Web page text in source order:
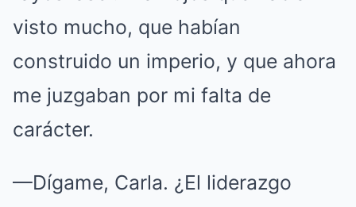
visto mucho, que habían
construido un imperio, y que ahora
me juzgaban por mi falta de
carácter.
—Dígame, Carla. ¿El liderazgo